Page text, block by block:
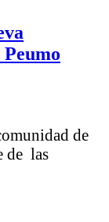
de
de las